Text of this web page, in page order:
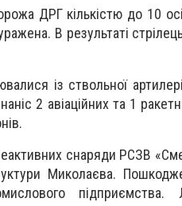
ДРГ кількістю до 10
В результаті
із ствольної
2 авіаційних та 1
снаряди РСЗВ
Миколаєва.